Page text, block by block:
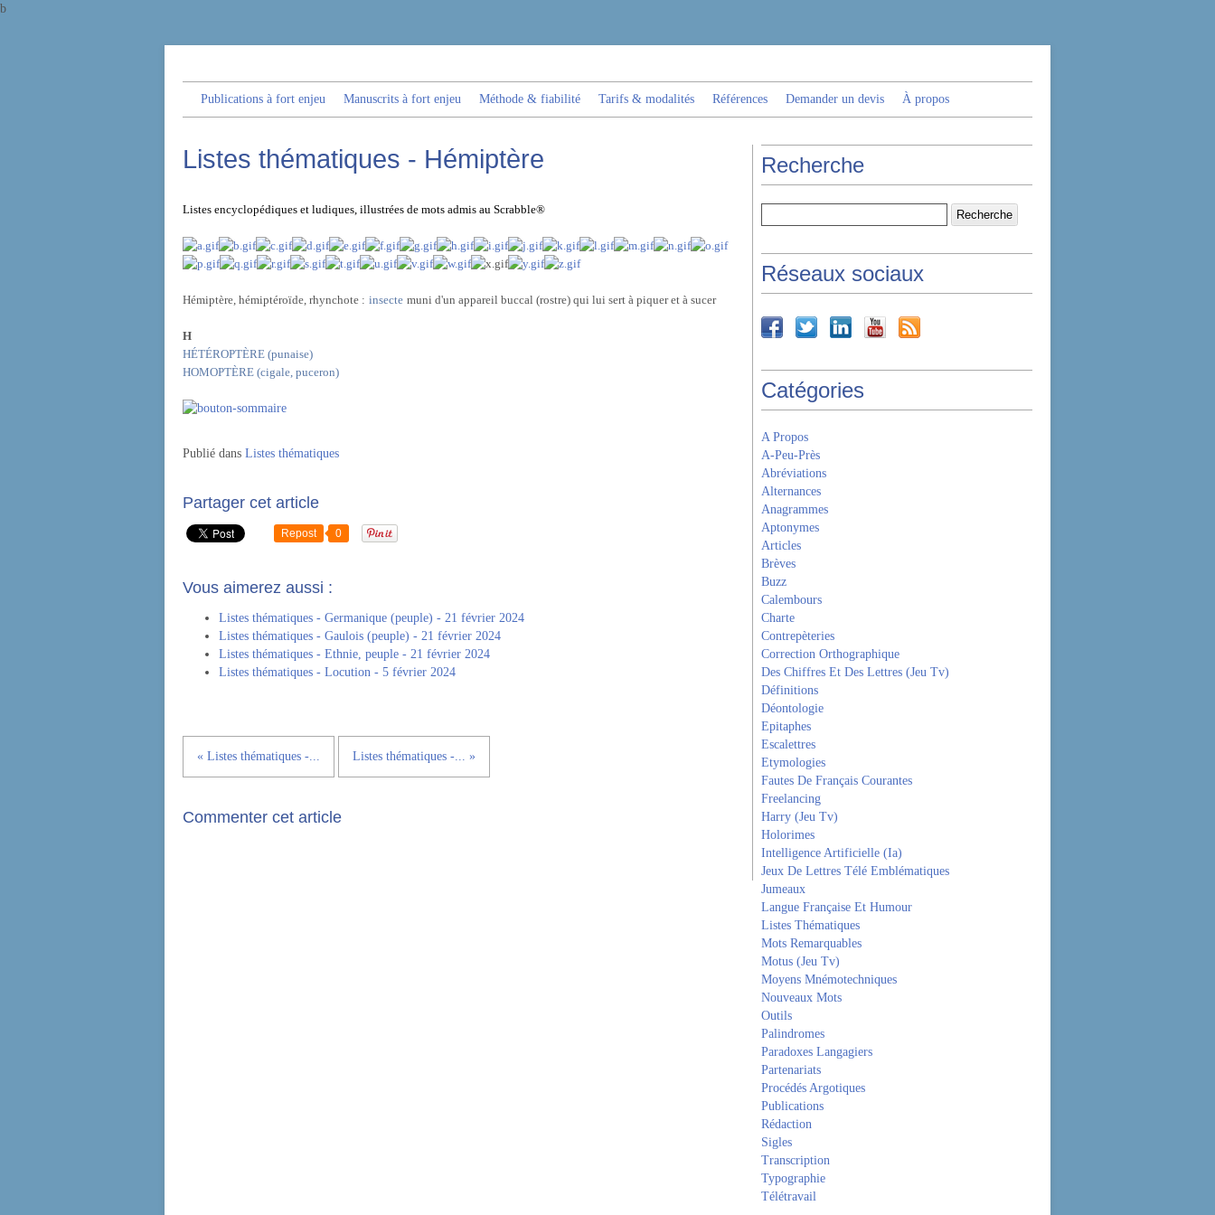
b
Publications à fort enjeu Manuscrits à fort enjeu Méthode & fiabilité Tarifs & modalités Références Demander un devis À propos
Listes thématiques - Hémiptère
Listes encyclopédiques et ludiques, illustrées de mots admis au Scrabble®
Hémiptère, hémiptéroïde, rhynchote : insecte muni d'un appareil buccal (rostre) qui lui sert à piquer et à sucer
H
HÉTÉROPTÈRE (punaise)
HOMOPTÈRE (cigale, puceron)
Publié dans Listes thématiques
Partager cet article
Repost 0
Vous aimerez aussi :
Listes thématiques - Germanique (peuple) - 21 février 2024
Listes thématiques - Gaulois (peuple) - 21 février 2024
Listes thématiques - Ethnie, peuple - 21 février 2024
Listes thématiques - Locution - 5 février 2024
« Listes thématiques -... Listes thématiques -... »
Commenter cet article
Recherche
Réseaux sociaux
Catégories
A Propos
A-Peu-Près
Abréviations
Alternances
Anagrammes
Aptonymes
Articles
Brèves
Buzz
Calembours
Charte
Contrepèteries
Correction Orthographique
Des Chiffres Et Des Lettres (Jeu Tv)
Définitions
Déontologie
Epitaphes
Escalettres
Etymologies
Fautes De Français Courantes
Freelancing
Harry (Jeu Tv)
Holorimes
Intelligence Artificielle (Ia)
Jeux De Lettres Télé Emblématiques
Jumeaux
Langue Française Et Humour
Listes Thématiques
Mots Remarquables
Motus (Jeu Tv)
Moyens Mnémotechniques
Nouveaux Mots
Outils
Palindromes
Paradoxes Langagiers
Partenariats
Procédés Argotiques
Publications
Rédaction
Sigles
Transcription
Typographie
Télétravail